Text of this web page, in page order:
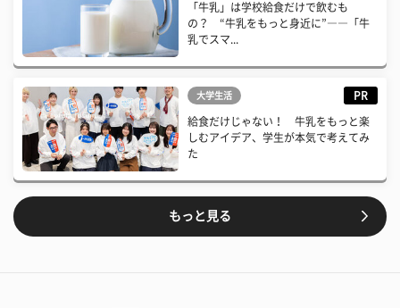
「牛乳」は学校給食だけで飲むも
の？ “牛乳をもっと身近に”――「牛
乳でスマ...
大学生活 PR
給食だけじゃない！ 牛乳をもっと楽
しむアイデア、学生が本気で考えてみ
た
もっと見る